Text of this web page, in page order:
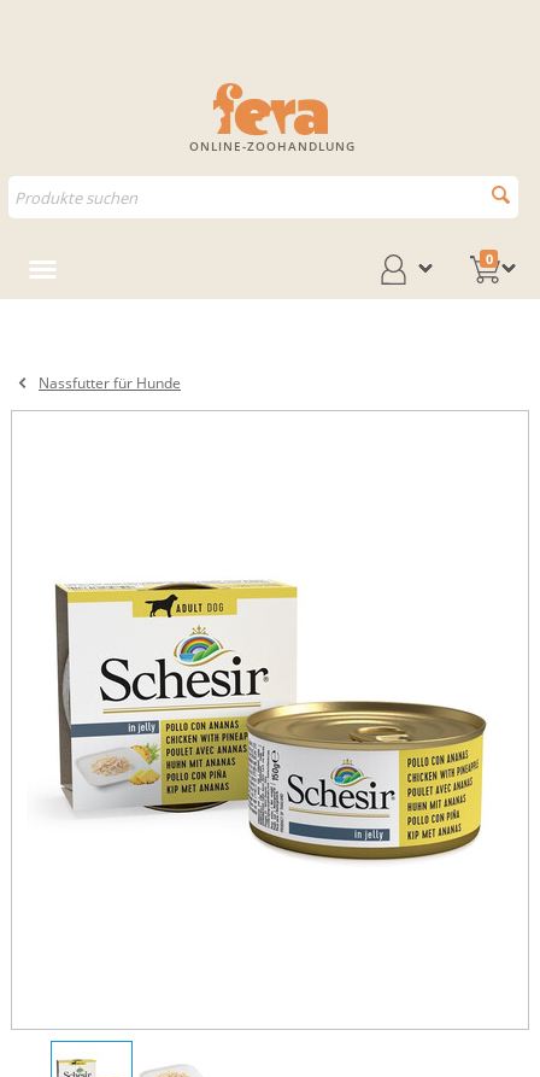
ONLINE-ZOOHANDLUNG
0
Nassfutter für Hunde